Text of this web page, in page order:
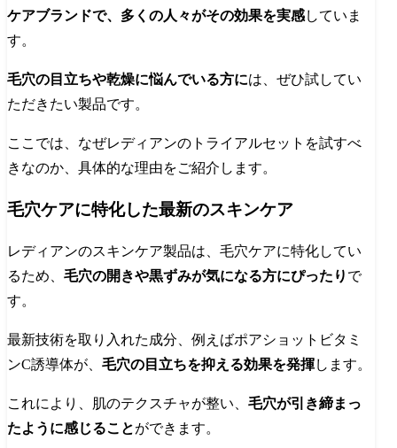
ケアブランドで、多くの人々がその効果を実感していま
す。
毛穴の目立ちや乾燥に悩んでいる方には、ぜひ試してい
ただきたい製品です。
ここでは、なぜレディアンのトライアルセットを試すべ
きなのか、具体的な理由をご紹介します。
毛穴ケアに特化した最新のスキンケア
レディアンのスキンケア製品は、毛穴ケアに特化してい
るため、 毛穴の開きや黒ずみが気になる方にぴったり で
す。
最新技術を取り入れた成分、例えばポアショットビタミ
ンC誘導体が、 毛穴の目立ちを抑える効果を発揮します。
これにより、肌のテクスチャが整い、 毛穴が引き締まっ
たように感じることができます。